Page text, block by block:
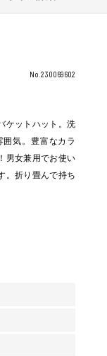
No.230069602
ケットハット。洗
気。豊富なカラ
男女兼用でお使い
。折り畳んで持ち